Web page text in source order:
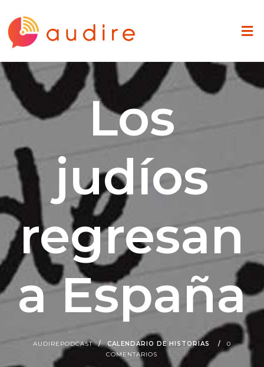
Los
judíos
regresan
a España
AUDIREPODCAST CALENDARIO DE HISTORIAS
0
COMENTARIOS